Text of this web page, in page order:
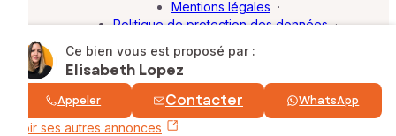
Ce bien vous est proposé par :
Elisabeth Lopez
Appeler Contacter WhatsApp
Voir ses autres annonces
© SAFTI 2026. Tous droits réservés.
Mentions légales ·
Politique de protection des données ·